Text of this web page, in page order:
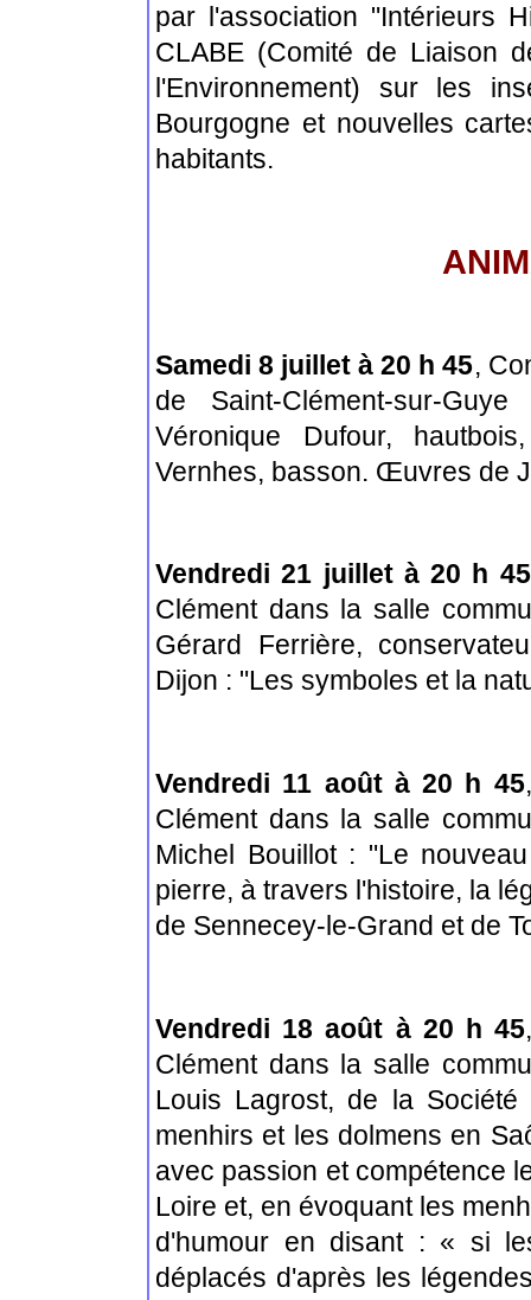
par l'association "Intérieurs
CLABE (Comité de Liaison
l'Environnement) sur les
Bourgogne et nouvelles
habitants.
Samedi 8 juillet à 20 h 45,
de Saint-Clément-sur-
Véronique Dufour,
Vernhes, basson. Œuvres de
Vendredi 21 juillet à 20 h 45
Clément dans la salle
Gérard Ferrière,
Dijon : "Les symboles et la
Vendredi 11 août à 20 h 45,
Clément dans la salle
Michel Bouillot : "Le
pierre, à travers l'histoire, la
de Sennecey-le-Grand et de
Vendredi 18 août à 20 h 45
Clément dans la salle
Louis Lagrost, de la
menhirs et les dolmens en
avec passion et compétence
Loire et, en évoquant les
d'humour en disant : « si
déplacés d'après les